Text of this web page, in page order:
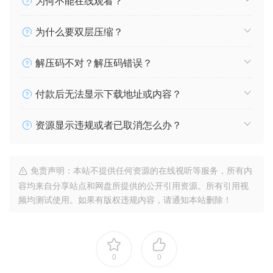
为什么要双层压缩？
解压码不对？解压码错误？
付款后无法显示下载地址或内容？
资源显示违规或者已取消怎么办？
免责声明：本站不提供任何资源的在线视听等服务，所有内
容均来自分享站点和网盘所提供的公开引用资源。所有引用视
频均测试使用。如果有版权违规内容，请通知本站删除！
0 0